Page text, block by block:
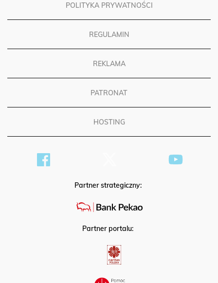
POLITYKA PRYWATNOŚCI
REGULAMIN
REKLAMA
PATRONAT
HOSTING
Partner strategiczny:
Partner portalu: